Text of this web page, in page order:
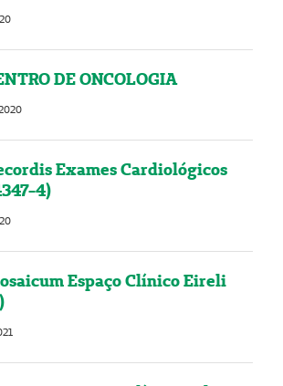
DE ONCOLOGIA
Exames Cardiológicos
4)
Espaço Clínico Eireli